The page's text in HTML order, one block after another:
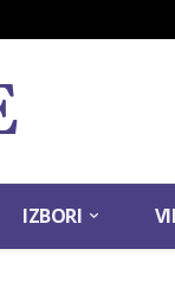
IZBORI